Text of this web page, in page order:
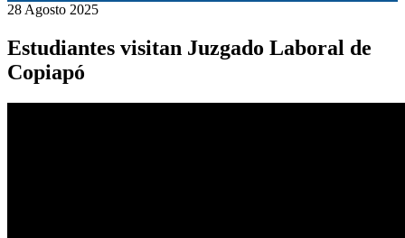
28 Agosto 2025
Estudiantes visitan Juzgado Laboral de
Copiapó